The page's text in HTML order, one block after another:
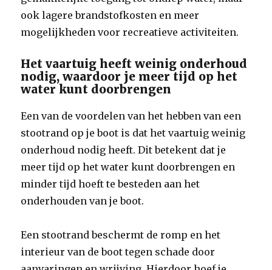
ook lagere brandstofkosten en meer
mogelijkheden voor recreatieve activiteiten.
Het vaartuig heeft weinig onderhoud
nodig, waardoor je meer tijd op het
water kunt doorbrengen
Een van de voordelen van het hebben van een
stootrand op je boot is dat het vaartuig weinig
onderhoud nodig heeft. Dit betekent dat je
meer tijd op het water kunt doorbrengen en
minder tijd hoeft te besteden aan het
onderhouden van je boot.
Een stootrand beschermt de romp en het
interieur van de boot tegen schade door